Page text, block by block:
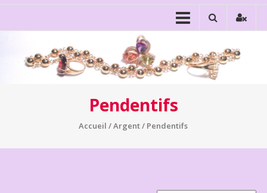
Pendentifs
Accueil /Argent/ Pendentifs